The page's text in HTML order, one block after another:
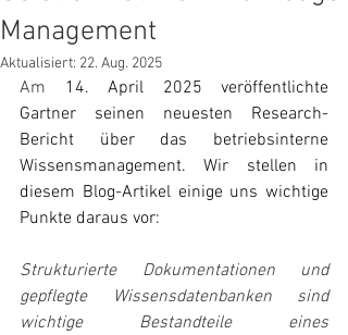
Management
Aktualisiert: 22. Aug. 2025
Am
14. April 2025 veröffentlichte
Gartner seinen neuesten Research-
Bericht über das betriebsinterne
Wissensmanagement. Wir stellen in
diesem Blog-Artikel einige uns wichtige
Punkte daraus vor:
Strukturierte Dokumentationen und
gepflegte Wissensdatenbanken sind
wichtige Bestandteile eines